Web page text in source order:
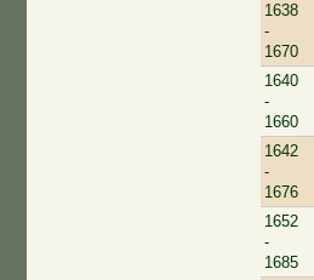
1638
-
1670
1640
-
1660
1642
-
1676
1652
-
1685